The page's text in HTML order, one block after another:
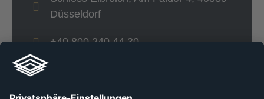
Düsseldorf
+49 800 240 44 30
Links